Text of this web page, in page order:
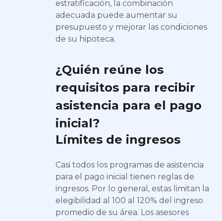
estratificación, la combinación
adecuada puede aumentar su
presupuesto y mejorar las condiciones
de su hipoteca.
¿Quién reúne los
requisitos para recibir
asistencia para el pago
inicial?
Límites de ingresos
Casi todos los programas de asistencia
para el pago inicial tienen reglas de
ingresos. Por lo general, estas limitan la
elegibilidad al 100 al 120% del ingreso
promedio de su área. Los asesores